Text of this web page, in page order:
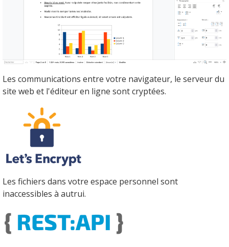
Les communications entre votre navigateur, le serveur du
site web et l'éditeur en ligne sont cryptées.
Les fichiers dans votre espace personnel sont
inaccessibles à autrui.